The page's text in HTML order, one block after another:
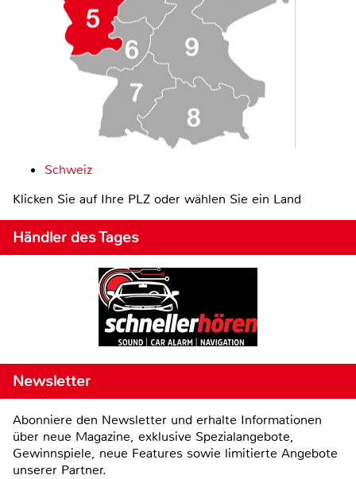
Schweiz
Klicken Sie auf Ihre PLZ oder wählen Sie ein Land
Händler des Tages
Newsletter
Abonniere den Newsletter und erhalte Informationen
über neue Magazine, exklusive Spezialangebote,
Gewinnspiele, neue Features sowie limitierte Angebote
unserer Partner.